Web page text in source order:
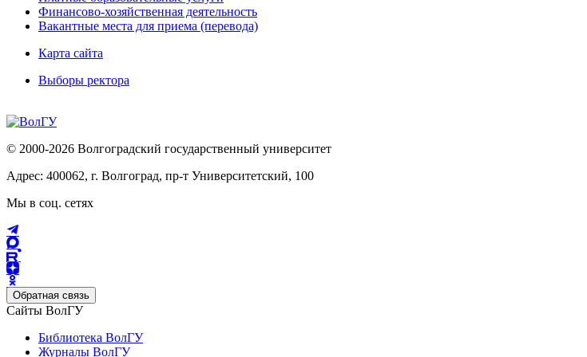
Финансово-хозяйственная деятельность
Вакантные места для приема (перевода)
Карта сайта
Выборы ректора
© 2000-2026 Волгоградский государственный университет
Адрес: 400062, г. Волгоград, пр-т Университетский, 100
Мы в соц. сетях
Обратная связь
Сайты ВолГУ
Библиотека ВолГУ
Журналы ВолГУ